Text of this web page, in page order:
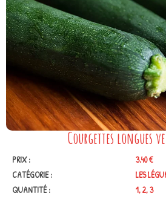
Courgettes longues
PRIX :
CATÉGORIE :
QUANTITÉ :
3.40 €
LES
1, 2, 3